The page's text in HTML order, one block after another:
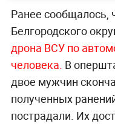
Ранее сообщалось,
Белгородского
дрона ВСУ по
человека. В
двое мужчин
полученных
пострадали. Их